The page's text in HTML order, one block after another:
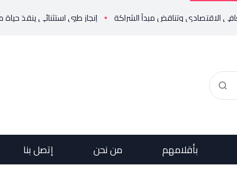
إنجاز طبي استثنائي ينقذ حياة مولود خديج
بأقلامهم من نحن إتصل بنا